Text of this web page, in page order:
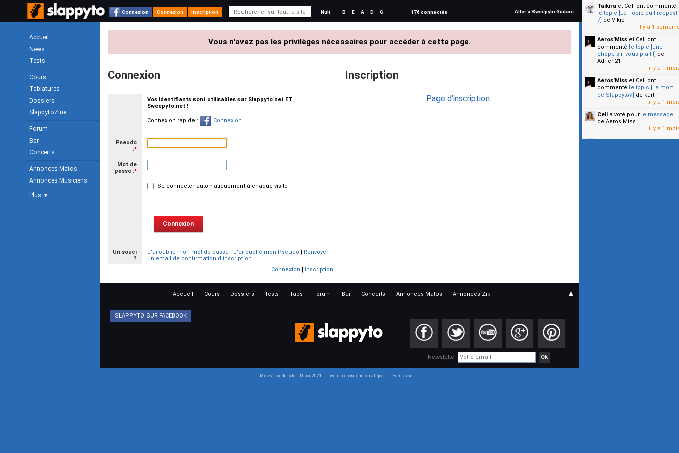
Connexion Connexion Inscription Nuit B E A D G 176 connectés Aller à Sweepyto Guitare
Accueil
News
Tests
Cours
Tablatures
Dossiers
SlappytoZine
Forum
Bar
Concerts
Annonces Matos
Annonces Musiciens
Plus ▼
Vous n'avez pas les privilèges nécessaires pour accéder à cette page.
Connexion
Vos identifiants sont utilisables sur Slappyto.net ET
Sweepyto.net !
Connexion rapide : Connexion
Pseudo
:*
Mot de
passe :*
Se connecter automatiquement à chaque visite
Un souci
?
J'ai oublié mon mot de passe | J'ai oublié mon Pseudo | Renvoyer
un email de confirmation d'inscription
Connexion | Inscription
Inscription
Page d'inscription
Taikira et Cell ont commenté
le topic [Le Topic du Freepost
7] de Vikie
il y a 1
Aeros'Miss et Cell ont
commenté le topic [une
chope s'il vous plait !] de
Adrien21
il y a 1
Aeros'Miss et Cell ont
commenté le topic [La mort
de Slappyto?] de kurt
il y a 1
Cell a voté pour le message
de Aeros'Miss
il y a 1
Cella voté pourle message
Accueil Cours Dossiers Tests Tabs Forum Bar Concerts Annonces Matos Annonces Zik ▲
SLAPPYTO SUR FACEBOOK
Newsletter
Mise à jour du site : 01 avr. 2021 webrox conseil informatique Films à voir